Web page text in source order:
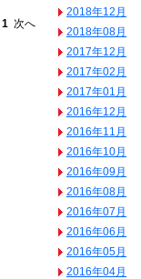
1 次へ
2018年12月
2018年08月
2017年12月
2017年02月
2017年01月
2016年12月
2016年11月
2016年10月
2016年09月
2016年08月
2016年07月
2016年06月
2016年05月
2016年04月